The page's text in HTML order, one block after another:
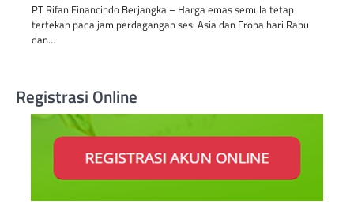
PT Rifan Financindo Berjangka – Harga emas semula tetap
tertekan pada jam perdagangan sesi Asia dan Eropa hari Rabu
dan…
Registrasi Online